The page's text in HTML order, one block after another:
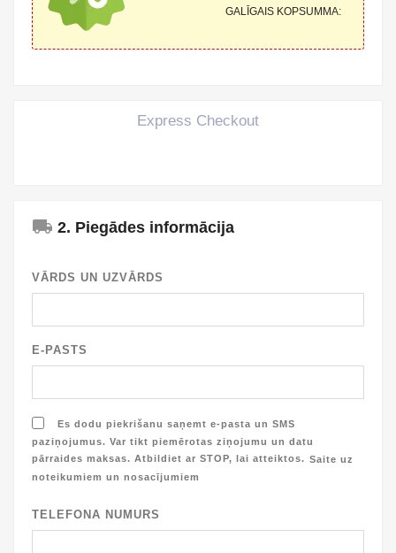
GALĪGAIS KOPSUMMA:
Express Checkout
local_shipping 2. Piegādes informācija
VĀRDS UN UZVĀRDS
E-PASTS
Es dodu piekrišanu saņemt e-pasta un SMS
paziņojumus. Var tikt piemērotas ziņojumu un datu
pārraides maksas. Atbildiet ar STOP, lai atteiktos. Saite uz
noteikumiem un nosacījumiem
TELEFONA NUMURS